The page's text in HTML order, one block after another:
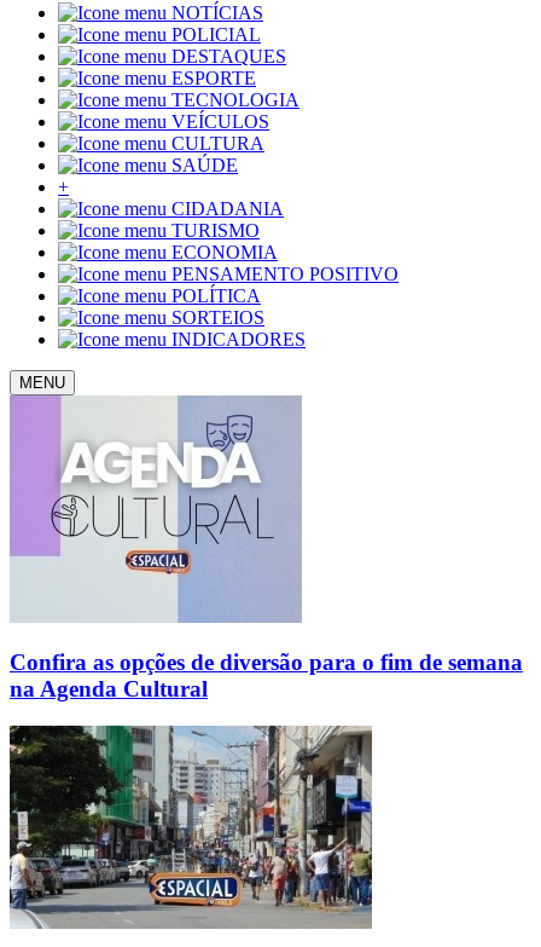
NOTÍCIAS
POLICIAL
DESTAQUES
ESPORTE
TECNOLOGIA
VEÍCULOS
CULTURA
SAÚDE
+
CIDADANIA
TURISMO
ECONOMIA
PENSAMENTO POSITIVO
POLÍTICA
SORTEIOS
INDICADORES
MENU
Confira as opções de diversão para o fim de semana
na Agenda Cultural